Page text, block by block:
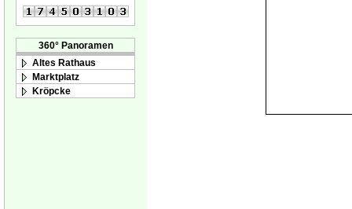
360° Panoramen
Altes Rathaus
Marktplatz
Kröpcke